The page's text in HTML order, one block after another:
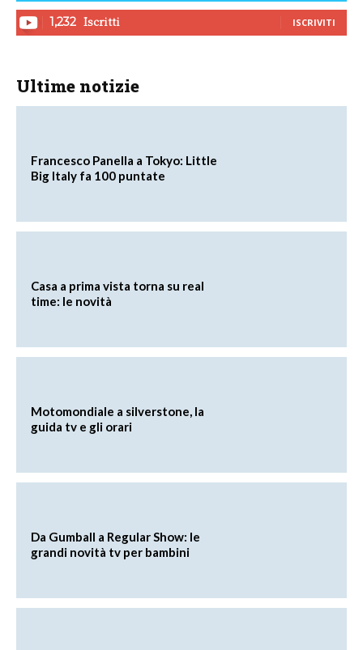
1,232 Iscritti ISCRIVITI
Ultime notizie
Francesco Panella a Tokyo: Little
Big Italy fa 100 puntate
Casa a prima vista torna su real
time: le novità
Motomondiale a silverstone, la
guida tv e gli orari
Da Gumball a Regular Show: le
grandi novità tv per bambini